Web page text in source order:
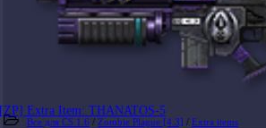
[ZP] Extra Item: THANATOS-5
Все для CS 1.6 / Zombie Plague [4.3] / Extra items